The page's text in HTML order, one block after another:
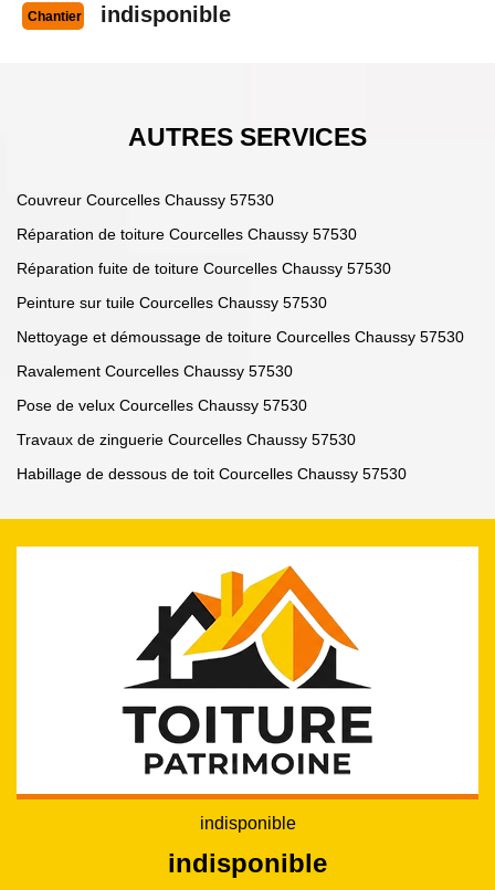
Chantier indisponible
AUTRES SERVICES
Couvreur Courcelles Chaussy 57530
Réparation de toiture Courcelles Chaussy 57530
Réparation fuite de toiture Courcelles Chaussy 57530
Peinture sur tuile Courcelles Chaussy 57530
Nettoyage et démoussage de toiture Courcelles Chaussy 57530
Ravalement Courcelles Chaussy 57530
Pose de velux Courcelles Chaussy 57530
Travaux de zinguerie Courcelles Chaussy 57530
Habillage de dessous de toit Courcelles Chaussy 57530
indisponible
indisponible